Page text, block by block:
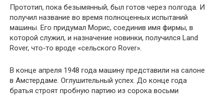
Прототип, пока безымянный, был готов через полгода. И
получил название во время полноценных испытаний
машины. Его придумал Морис, соединив имя фирмы, в
которой служил, и назначение новинки, получился Land
Rover, что-то вроде «сельского Rover».
В конце апреля 1948 года машину представили на салоне
в Амстердаме. Оглушительный успех. До конце года
братья строят пробную партию из сорока восьми